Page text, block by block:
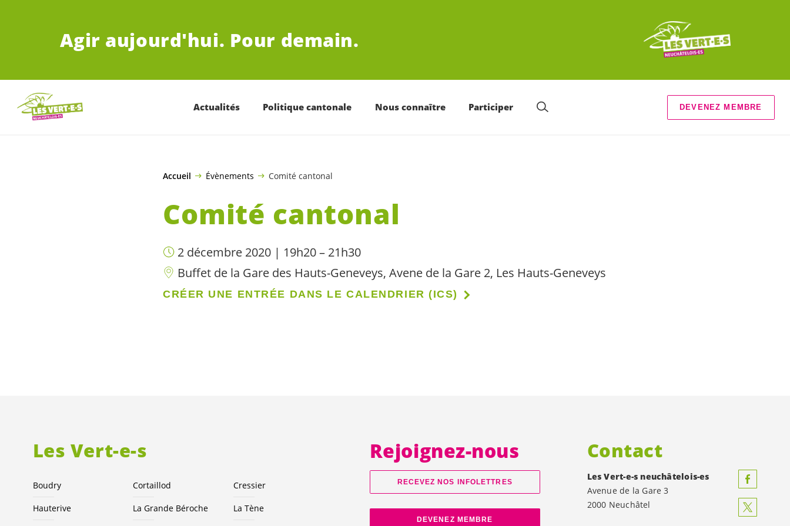
Agir aujourd'hui. Pour demain.
Actualités Politique cantonale Nous connaître Participer DEVENEZ MEMBRE
Accueil Évènements Comité cantonal
Comité cantonal
2 décembre 2020 | 19h20 – 21h30
Buffet de la Gare des Hauts-Geneveys, Avene de la Gare 2, Les Hauts-Geneveys
CRÉER UNE ENTRÉE DANS LE CALENDRIER (ICS)
Les Vert-e-s
Boudry Cortaillod Cressier
Hauterive La Grande Béroche La Tène
Rejoignez-nous
RECEVEZ NOS INFOLETTRES
DEVENEZ MEMBRE
Contact
LesVert-e-s neuchâtelois-es
Avenue de la Gare 3
2000 Neuchâtel